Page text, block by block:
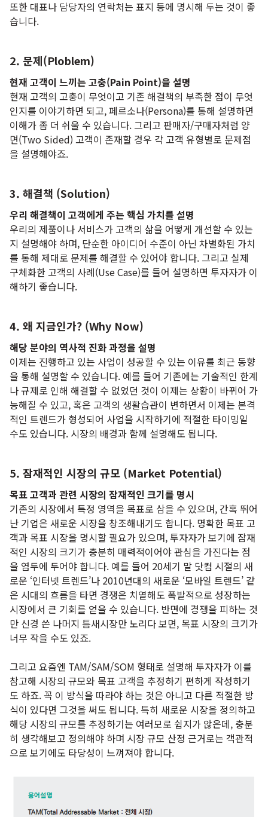
또한 대표나 담당자의 연락처는 표지 등에 명시해 두는 것이 좋
습니다.
2. 문제(Ploblem)
현재 고객이 느끼는 고충(Pain Point)을 설명
현재 고객의 고충이 무엇이고 기존 해결책의 부족한 점이 무엇
인지를 이야기하면 되고, 페르소나(Persona)를 통해 설명하면
이해가 좀 더 쉬울 수 있습니다. 그리고 판매자/구매자처럼 양
면(Two Sided) 고객이 존재할 경우 각 고객 유형별로 문제점
을 설명해야죠.
3. 해결책 (Solution)
우리 해결책이 고객에게 주는 핵심 가치를 설명
우리의 제품이나 서비스가 고객의 삶을 어떻게 개선할 수 있는
지 설명해야 하며, 단순한 아이디어 수준이 아닌 차별화된 가치
를 통해 제대로 문제를 해결할 수 있어야 합니다. 그리고 실제
구체화한 고객의 사례(Use Case)를 들어 설명하면 투자자가 이
해하기 좋습니다.
4. 왜 지금인가? (Why Now)
해당 분야의 역사적 진화 과정을 설명
이제는 진행하고 있는 사업이 성공할 수 있는 이유를 최근 동향
을 통해 설명할 수 있습니다. 예를 들어 기존에는 기술적인 한계
나 규제로 인해 해결할 수 없었던 것이 이제는 상황이 바뀌어 가
능해질 수 있고, 혹은 고객의 생활습관이 변하면서 이제는 본격
적인 트렌드가 형성되어 사업을 시작하기에 적절한 타이밍일
수도 있습니다. 시장의 배경과 함께 설명해도 됩니다.
5. 잠재적인 시장의 규모 (Market Potential)
목표 고객과 관련 시장의 잠재적인 크기를 명시
기존의 시장에서 특정 영역을 목표로 삼을 수 있으며, 간혹 뛰어
난 기업은 새로운 시장을 창조해내기도 합니다. 명확한 목표 고
객과 목표 시장을 명시할 필요가 있으며, 투자자가 보기에 잠재
적인 시장의 크기가 충분히 매력적이어야 관심을 가진다는 점
을 염두에 두어야 합니다. 예를 들어 20세기 말 닷컴 시절의 새
로운 ‘인터넷 트렌드’나 2010년대의 새로운 ‘모바일 트렌드’ 같
은 시대의 흐름을 타면 경쟁은 치열해도 폭발적으로 성장하는
시장에서 큰 기회를 얻을 수 있습니다. 반면에 경쟁을 피하는 것
만 신경 쓴 나머지 틈새시장만 노리다 보면, 목표 시장의 크기가
너무 작을 수도 있죠.
그리고 요즘엔 TAM/SAM/SOM 형태로 설명해 투자자가 이를
참고해 시장의 규모와 목표 고객을 추정하기 편하게 작성하기
도 하죠. 꼭 이 방식을 따라야 하는 것은 아니고 다른 적절한 방
식이 있다면 그것을 써도 됩니다. 특히 새로운 시장을 정의하고
해당 시장의 규모를 추정하기는 여러모로 쉽지가 않은데, 충분
히 생각해보고 정의해야 하며 시장 규모 산정 근거로는 객관적
으로 보기에도 타당성이 느껴져야 합니다.